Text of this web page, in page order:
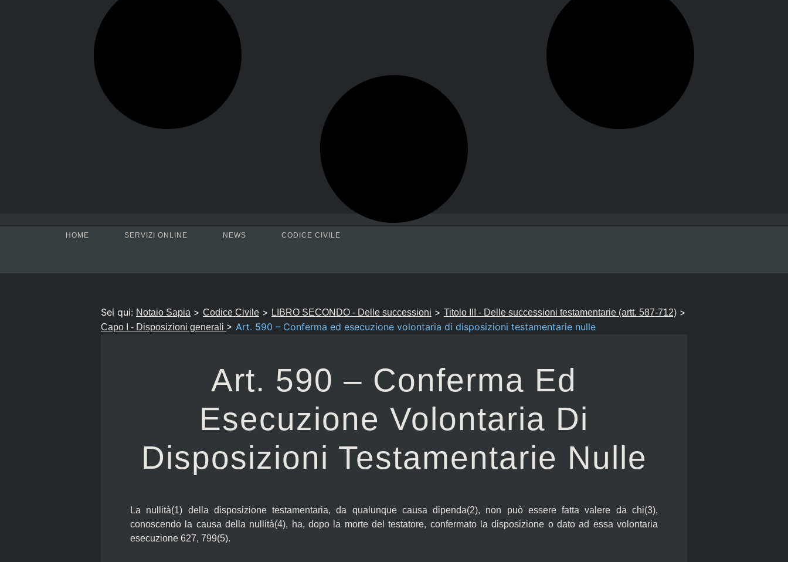
HOME SERVIZI ONLINE NEWS CODICE CIVILE
Sei qui: Notaio Sapia > Codice Civile > LIBRO SECONDO - Delle successioni > Titolo III - Delle successioni testamentarie (artt. 587-712) >
Capo I - Disposizioni generali > Art. 590 – Conferma ed esecuzione volontaria di disposizioni testamentarie nulle
Art. 590 – Conferma Ed
Esecuzione Volontaria Di
Disposizioni Testamentarie Nulle
La nullità(1) della disposizione testamentaria, da qualunque causa dipenda(2), non può essere fatta valere da chi(3),
conoscendo la causa della nullità(4), ha, dopo la morte del testatore, confermato la disposizione o dato ad essa volontaria
esecuzione 627, 799(5).